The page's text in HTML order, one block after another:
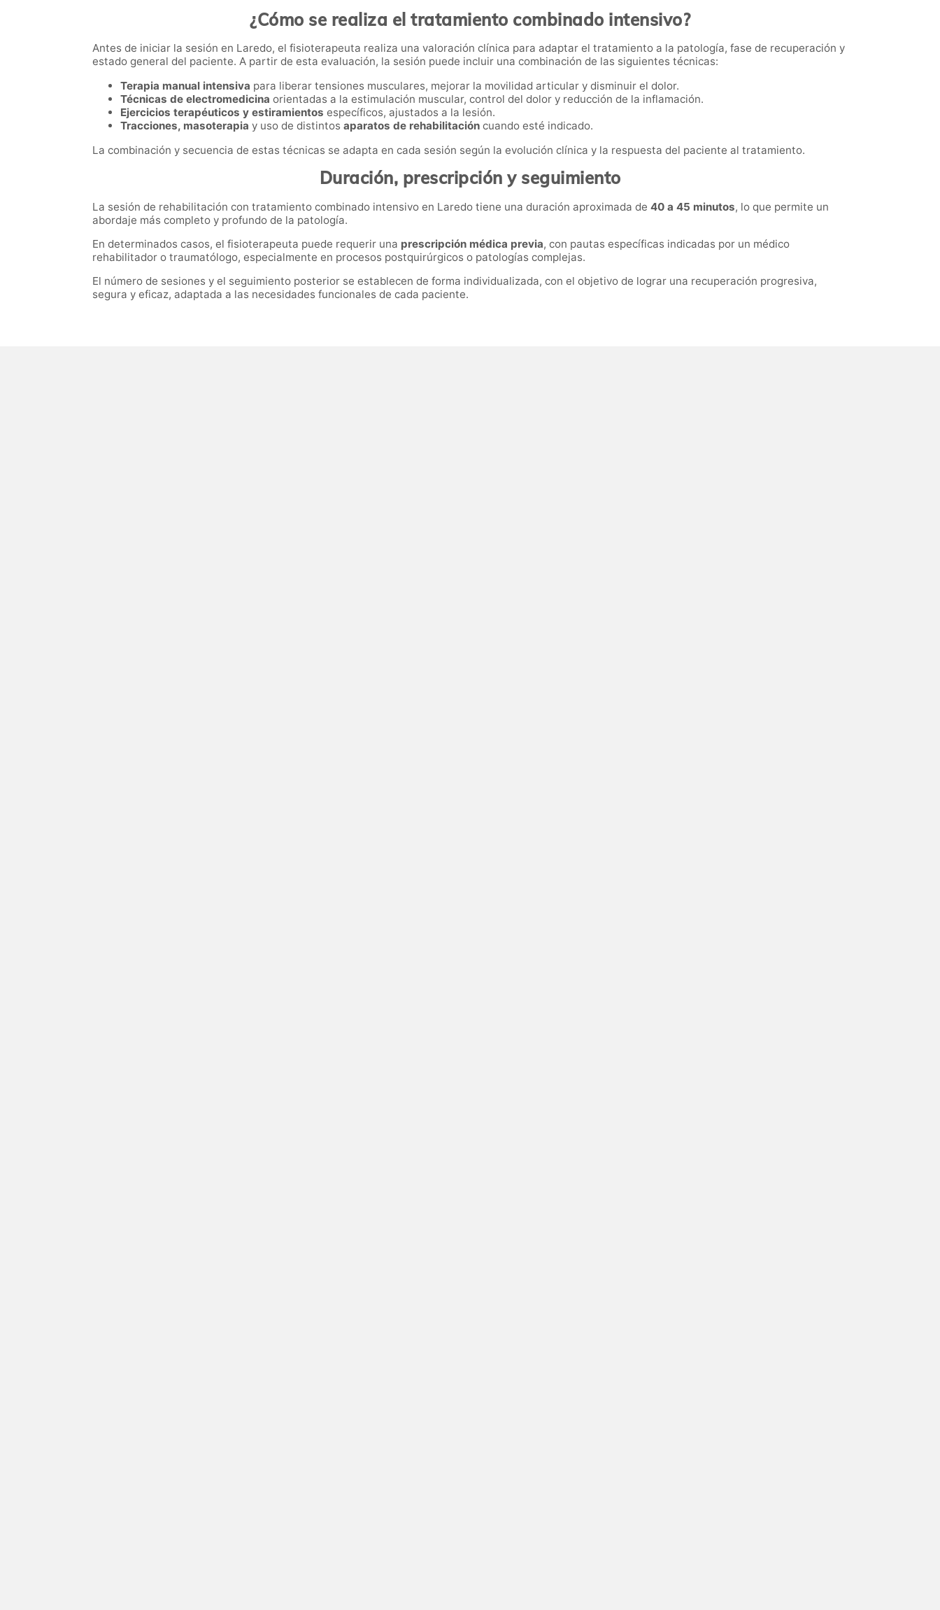
¿Cómo se realiza el tratamiento combinado intensivo?
Antes de iniciar la sesión en Laredo, el fisioterapeuta realiza una valoración clínica para adaptar el tratamiento a la patología, fase de recuperación y
estado general del paciente. A partir de esta evaluación, la sesión puede incluir una combinación de las siguientes técnicas:
Terapia manual intensiva para liberar tensiones musculares, mejorar la movilidad articular y disminuir el dolor.
Técnicas de electromedicina orientadas a la estimulación muscular, control del dolor y reducción de la inflamación.
Ejercicios terapéuticos y estiramientos específicos, ajustados a la lesión.
Tracciones, masoterapia y uso de distintos aparatos de rehabilitación cuando esté indicado.
La combinación y secuencia de estas técnicas se adapta en cada sesión según la evolución clínica y la respuesta del paciente al tratamiento.
Duración, prescripción y seguimiento
La sesión de rehabilitación con tratamiento combinado intensivo en Laredo tiene una duración aproximada de 40 a 45 minutos, lo que permite un
abordaje más completo y profundo de la patología.
En determinados casos, el fisioterapeuta puede requerir una prescripción médica previa, con pautas específicas indicadas por un médico
rehabilitador o traumatólogo, especialmente en procesos postquirúrgicos o patologías complejas.
El número de sesiones y el seguimiento posterior se establecen de forma individualizada, con el objetivo de lograr una recuperación progresiva,
segura y eficaz, adaptada a las necesidades funcionales de cada paciente.